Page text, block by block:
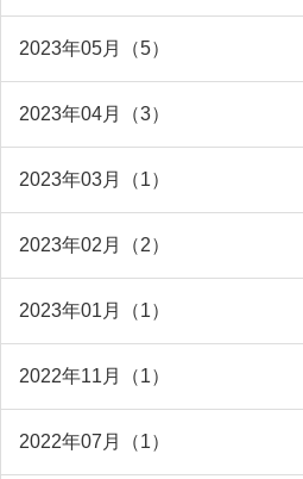
2023年05月（5）
2023年04月（3）
2023年03月（1）
2023年02月（2）
2023年01月（1）
2022年11月（1）
2022年07月（1）